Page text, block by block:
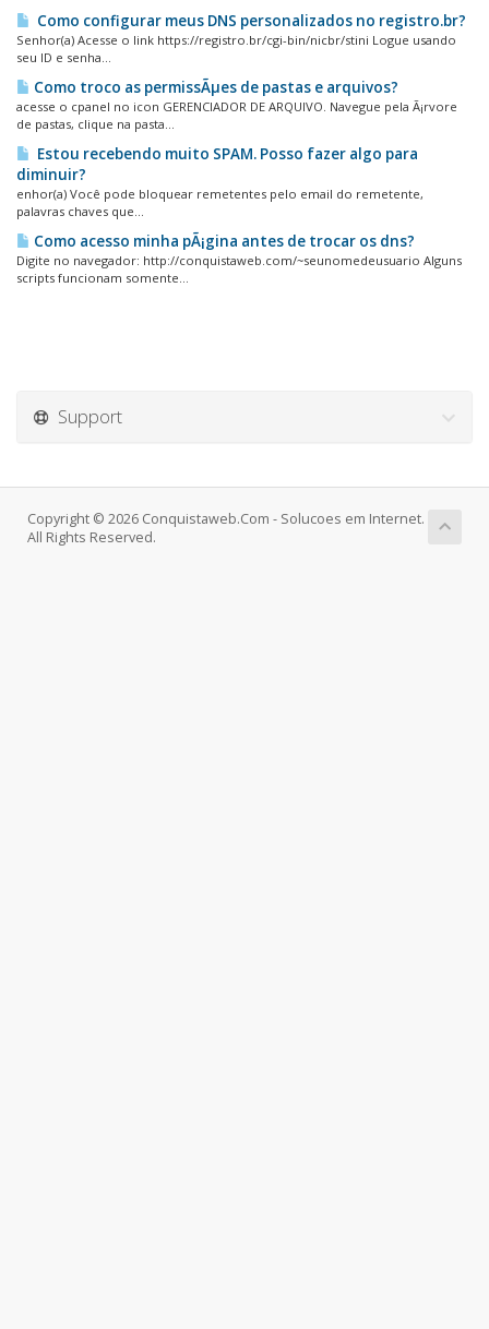
Como configurar meus DNS personalizados no registro.br?
Senhor(a) Acesse o link https://registro.br/cgi-bin/nicbr/stini Logue usando
seu ID e senha...
Como troco as permissÃµes de pastas e arquivos?
acesse o cpanel no icon GERENCIADOR DE ARQUIVO. Navegue pela Ã¡rvore
de pastas, clique na pasta...
Estou recebendo muito SPAM. Posso fazer algo para
diminuir?
enhor(a) Você pode bloquear remetentes pelo email do remetente,
palavras chaves que...
Como acesso minha pÃ¡gina antes de trocar os dns?
Digite no navegador: http://conquistaweb.com/~seunomedeusuario Alguns
scripts funcionam somente...
Support
Copyright © 2026 Conquistaweb.Com - Solucoes em Internet.
All Rights Reserved.